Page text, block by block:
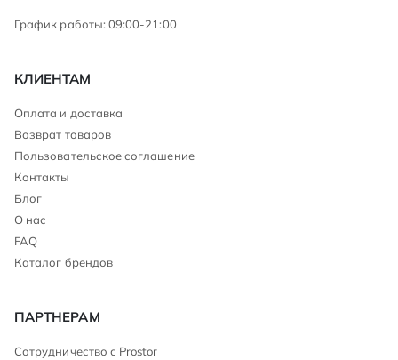
График работы: 09:00-21:00
КЛИЕНТАМ
Оплата и доставка
Возврат товаров
Пользовательское соглашение
Контакты
Блог
О нас
FAQ
Каталог брендов
ПАРТНЕРАМ
Сотрудничество с Prostor